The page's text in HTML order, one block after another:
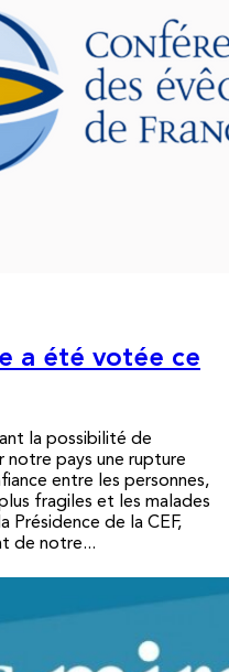
a été votée ce
la possibilité de
notre pays une rupture
entre les personnes,
fragiles et les malades
Présidence de la CEF,
de notre...